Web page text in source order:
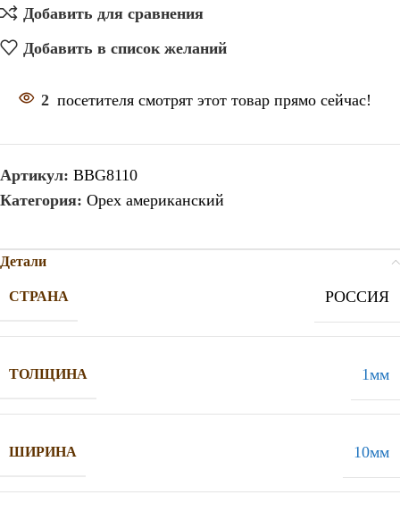
Добавить для сравнения
Добавить в список желаний
2 посетителя смотрят этот товар прямо сейчас!
Артикул: BBG8110
Категория: Орех американский
Детали
СТРАНА РОССИЯ
ТОЛЩИНА 1мм
ШИРИНА 10мм